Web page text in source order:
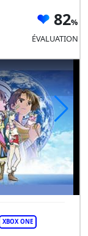
82
ÉVALUATION
Lunar
XBOX ONE